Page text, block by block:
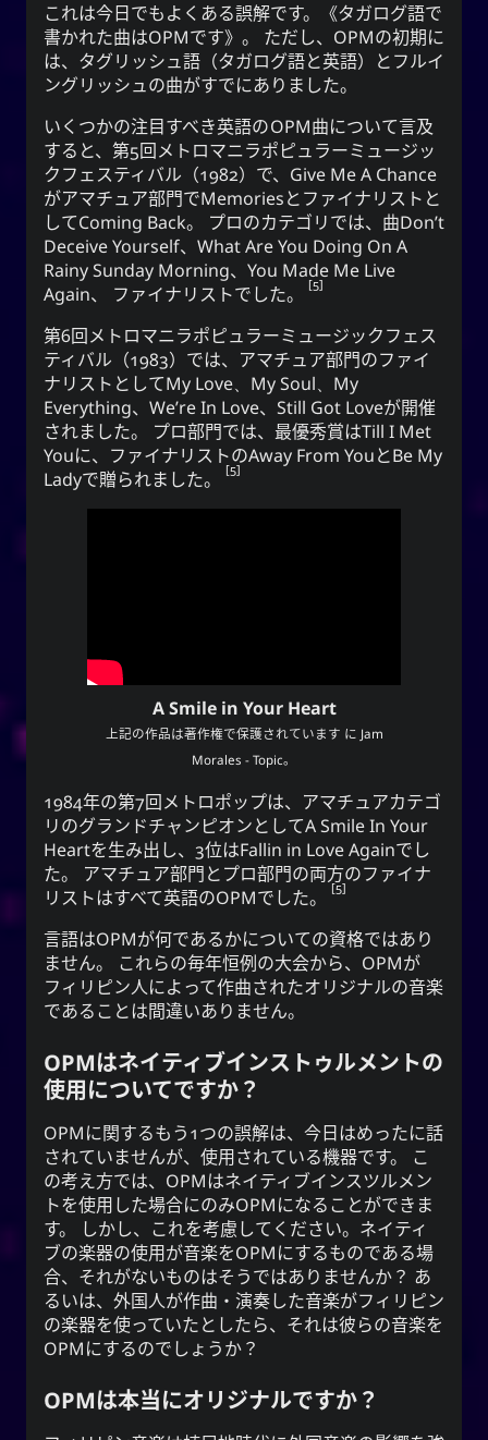
これは今日でもよくある誤解です。《タガログ語で
書かれた曲はOPMです》。 ただし、 OPMの初期に
は、タグリッシュ語（タガログ語と英語）とフルイ
ングリッシュの曲がすでにありました。
いくつかの注目すべき英語のOPM曲について言及
すると、第5回メトロマニラポピュラーミュージッ
クフェスティバル（1982）で、 Give Me A Chance
がアマチュア部門でMemoriesとファイナリストと
してComing Back。 プロのカテゴリでは、曲Don’t
Deceive Yourself、 What Are You Doing On A
Rainy Sunday Morning、 You Made Me Live
Again、 ファイナリストでした。 5
第6回メトロマニラポピュラーミュージックフェス
ティバル（1983）では、アマチュア部門のファイ
ナリストとしてMy Love、My Soul、My
Everything、 We’re In Love、 Still Got Loveが開催
されました。 プロ部門では、最優秀賞はTill I Met
Youに、ファイナリストのAway From YouとBe My
Ladyで贈られました。 5
A Smile in Your Heart
上記の作品は著作権で保護されています に Jam
Morales - Topic。
1984年の第7回メトロポップは、アマチュアカテゴ
リのグランドチャンピオンとしてA Smile In Your
Heartを生み出し、3位はFallin in Love Againでし
た。 アマチュア部門とプロ部門の両方のファイナ
リストはすべて英語のOPMでした。 5
言語はOPMが何であるかについての資格ではあり
ません。 これらの毎年恒例の大会から、OPMが
フィリピン人によって作曲されたオリジナルの音楽
であることは間違いありません。
OPMはネイティブインストゥルメントの
使用についてですか？
OPMに関するもう1つの誤解は、今日はめったに話
されていませんが、使用されている機器です。 こ
の考え方では、 OPMはネイティブインスツルメン
トを使用した場合にのみOPMになることができま
す。 しかし、これを考慮してください。ネイティ
ブの楽器の使用が音楽をOPMにするものである場
合、それがないものはそうではありませんか？ あ
るいは、外国人が作曲・演奏した音楽がフィリピン
の楽器を使っていたとしたら、それは彼らの音楽を
OPMにするのでしょうか？
OPMは本当にオリジナルですか？